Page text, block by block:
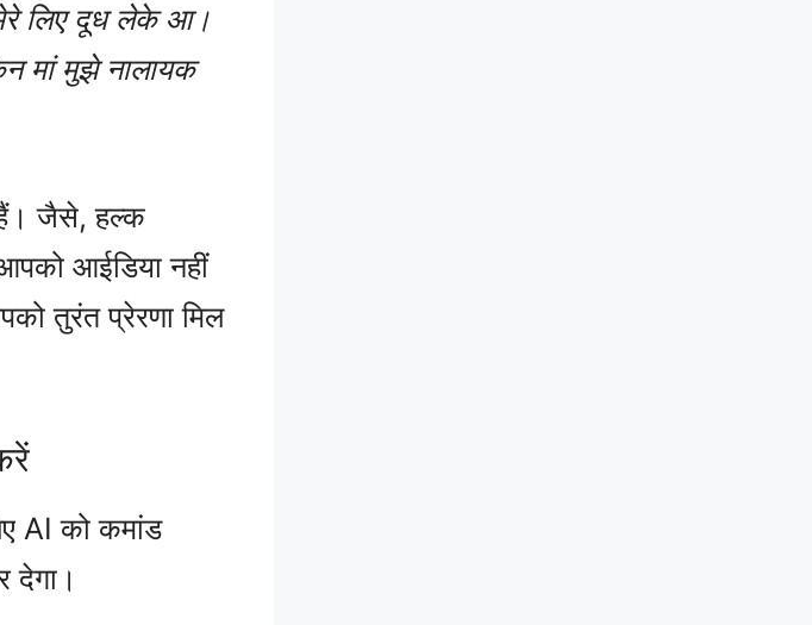
मेरे लिए दूध लेके आ।
मां मुझे नालायक
हैं। जैसे, हल्क
आईडिया नहीं
तुरंत प्रेरणा मिल
AI को कमांड
देगा।